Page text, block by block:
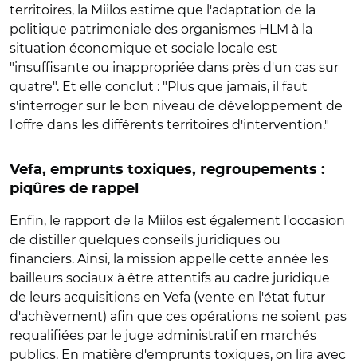
territoires, la Miilos estime que l'adaptation de la
politique patrimoniale des organismes HLM à la
situation économique et sociale locale est
"insuffisante ou inappropriée dans près d'un cas sur
quatre". Et elle conclut : "Plus que jamais, il faut
s'interroger sur le bon niveau de développement de
l'offre dans les différents territoires d'intervention."
Vefa, emprunts toxiques, regroupements :
piqûres de rappel
Enfin, le rapport de la Miilos est également l'occasion
de distiller quelques conseils juridiques ou
financiers. Ainsi, la mission appelle cette année les
bailleurs sociaux à être attentifs au cadre juridique
de leurs acquisitions en Vefa (vente en l'état futur
d'achèvement) afin que ces opérations ne soient pas
requalifiées par le juge administratif en marchés
publics. En matière d'emprunts toxiques, on lira avec